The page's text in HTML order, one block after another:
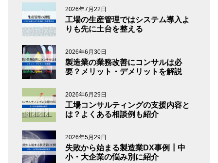
2026年7月22日
工場の生産管理ではシステム導入よ
りも先に土台を整える
2026年6月30日
製造業の業務改善にコンサルは必
要？メリット・デメリットを解説
2026年6月29日
工場コンサルティングの支援内容と
は？よくある相談例も紹介
2026年5月29日
失敗から始まる製造業DX事例┃中
小・大企業の悩み別に紹介